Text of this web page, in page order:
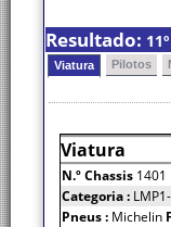
Resultado:
Viatura Pilotos
Viatura
N.º Chassis 1401
Categoria :
Pneus : Michelin